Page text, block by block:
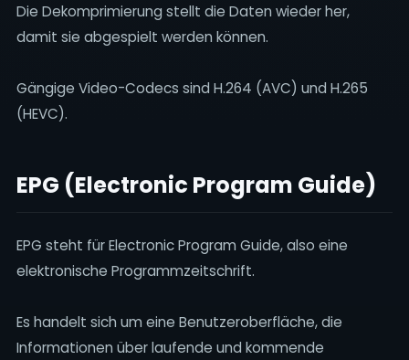
Die Dekomprimierung stellt die Daten wieder her,
damit sie abgespielt werden können.
Gängige Video-Codecs sind H.264 (AVC) und H.265
(HEVC).
EPG (Electronic Program Guide)
EPG steht für Electronic Program Guide, also eine
elektronische Programmzeitschrift.
Es handelt sich um eine Benutzeroberfläche, die
Informationen über laufende und kommende